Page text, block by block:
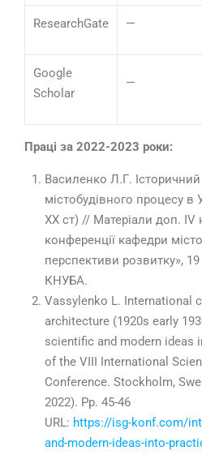
ResearchGate —
Google
Scholar
—
Праці за 2022-2023 роки:
Василенко Л.Г.
містобудівного процесу в
ХХ ст) // Матеріали доп. IV
конференції кафедри
перспективи розвитку», 19
КНУБА.
Vassylenko L. International
architecture (1920s early
scientific and modern ideas
of the VIII International
Conference. Stockholm,
2022). Pp. 45-46
URL: https://isg-konf.com/
and-modern-ideas-into-